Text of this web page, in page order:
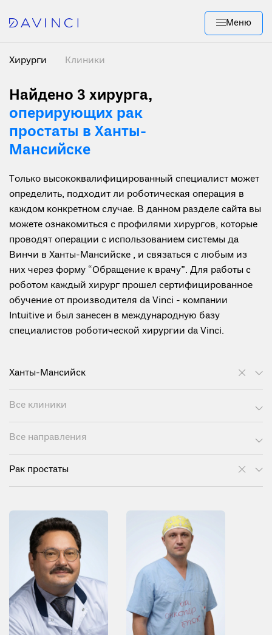
Меню
Хирурги Клиники
Найдено 3 хирурга,
оперирующих рак
простаты в Ханты-
Мансийске
Только высококвалифицированный специалист может
определить, подходит ли роботическая операция в
каждом конкретном случае. В данном разделе сайта вы
можете ознакомиться с профилями хирургов, которые
проводят операции с использованием системы да
Винчи в Ханты-Мансийске , и связаться с любым из
них через форму “Обращение к врачу”. Для работы с
роботом каждый хирург прошел сертифицированное
обучение от производителя da Vinci - компании
Intuitive и был занесен в международную базу
специалистов роботической хирургии da Vinci.
Ханты-Мансийск
Все клиники
Все направления
Рак простаты